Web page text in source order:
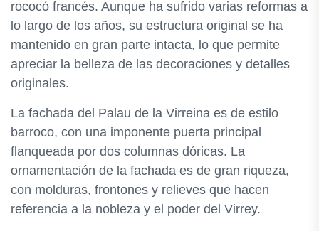
rococó francés. Aunque ha sufrido varias reformas a
lo largo de los años, su estructura original se ha
mantenido en gran parte intacta, lo que permite
apreciar la belleza de las decoraciones y detalles
originales.
La fachada del Palau de la Virreina es de estilo
barroco, con una imponente puerta principal
flanqueada por dos columnas dóricas. La
ornamentación de la fachada es de gran riqueza,
con molduras, frontones y relieves que hacen
referencia a la nobleza y el poder del Virrey.